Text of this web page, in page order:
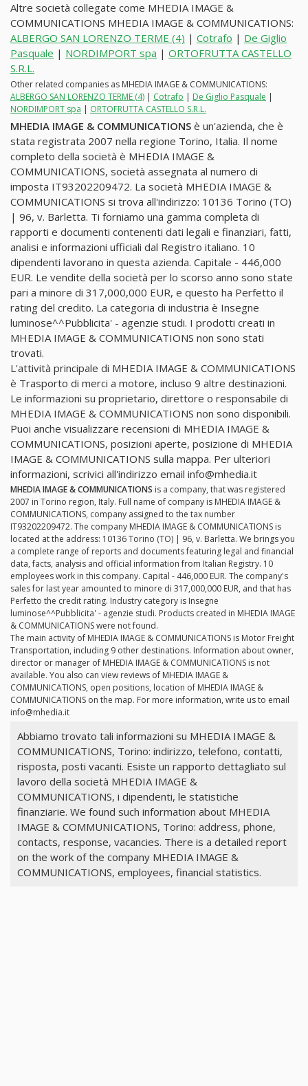
Altre società collegate come MHEDIA IMAGE &
COMMUNICATIONS MHEDIA IMAGE & COMMUNICATIONS:
ALBERGO SAN LORENZO TERME (4) | Cotrafo | De Giglio
Pasquale | NORDIMPORT spa | ORTOFRUTTA CASTELLO
S.R.L.
Other related companies as MHEDIA IMAGE & COMMUNICATIONS:
ALBERGO SAN LORENZO TERME (4) | Cotrafo | De Giglio Pasquale |
NORDIMPORT spa | ORTOFRUTTA CASTELLO S.R.L.
MHEDIA IMAGE & COMMUNICATIONS è un'azienda, che è
stata registrata 2007 nella regione Torino, Italia. Il nome
completo della società è MHEDIA IMAGE &
COMMUNICATIONS, società assegnata al numero di
imposta IT93202209472. La società MHEDIA IMAGE &
COMMUNICATIONS si trova all'indirizzo: 10136 Torino (TO)
| 96, v. Barletta. Ti forniamo una gamma completa di
rapporti e documenti contenenti dati legali e finanziari, fatti,
analisi e informazioni ufficiali dal Registro italiano. 10
dipendenti lavorano in questa azienda. Capitale - 446,000
EUR. Le vendite della società per lo scorso anno sono state
pari a minore di 317,000,000 EUR, e questo ha Perfetto il
rating del credito. La categoria di industria è Insegne
luminose^^Pubblicita' - agenzie studi. I prodotti creati in
MHEDIA IMAGE & COMMUNICATIONS non sono stati
trovati.
L'attività principale di MHEDIA IMAGE & COMMUNICATIONS
è Trasporto di merci a motore, incluso 9 altre destinazioni.
Le informazioni su proprietario, direttore o responsabile di
MHEDIA IMAGE & COMMUNICATIONS non sono disponibili.
Puoi anche visualizzare recensioni di MHEDIA IMAGE &
COMMUNICATIONS, posizioni aperte, posizione di MHEDIA
IMAGE & COMMUNICATIONS sulla mappa. Per ulteriori
informazioni, scrivici all'indirizzo email info@mhedia.it
MHEDIA IMAGE & COMMUNICATIONS is a company, that was registered
2007 in Torino region, Italy. Full name of company is MHEDIA IMAGE &
COMMUNICATIONS, company assigned to the tax number
IT93202209472. The company MHEDIA IMAGE & COMMUNICATIONS is
located at the address: 10136 Torino (TO) | 96, v. Barletta. We brings you
a complete range of reports and documents featuring legal and financial
data, facts, analysis and official information from Italian Registry. 10
employees work in this company. Capital - 446,000 EUR. The company's
sales for last year amounted to minore di 317,000,000 EUR, and that has
Perfetto the credit rating. Industry category is Insegne
luminose^^Pubblicita' - agenzie studi. Products created in MHEDIA IMAGE
& COMMUNICATIONS were not found.
The main activity of MHEDIA IMAGE & COMMUNICATIONS is Motor Freight
Transportation, including 9 other destinations. Information about owner,
director or manager of MHEDIA IMAGE & COMMUNICATIONS is not
available. You also can view reviews of MHEDIA IMAGE &
COMMUNICATIONS, open positions, location of MHEDIA IMAGE &
COMMUNICATIONS on the map. For more information, write us to email
info@mhedia.it
Abbiamo trovato tali informazioni su MHEDIA IMAGE &
COMMUNICATIONS, Torino: indirizzo, telefono, contatti,
risposta, posti vacanti. Esiste un rapporto dettagliato sul
lavoro della società MHEDIA IMAGE &
COMMUNICATIONS, i dipendenti, le statistiche
finanziarie. We found such information about MHEDIA
IMAGE & COMMUNICATIONS, Torino: address, phone,
contacts, response, vacancies. There is a detailed report
on the work of the company MHEDIA IMAGE &
COMMUNICATIONS, employees, financial statistics.